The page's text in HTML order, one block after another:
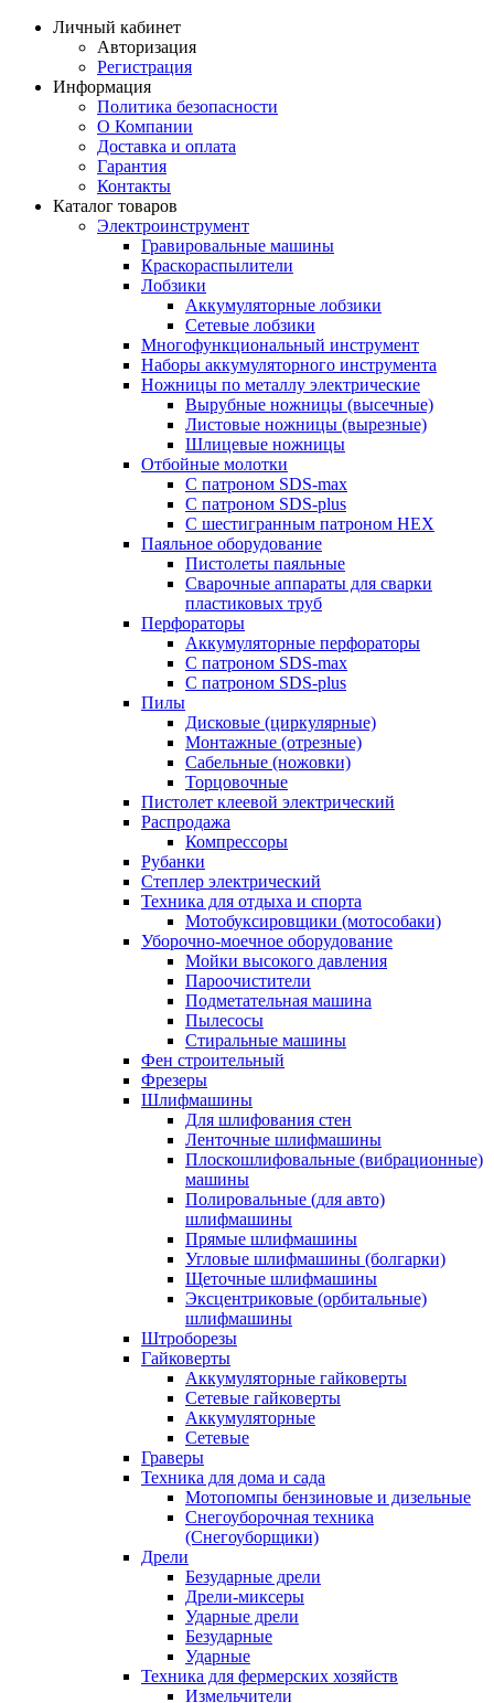
Личный кабинет
Авторизация
Регистрация
Информация
Политика безопасности
О Компании
Доставка и оплата
Гарантия
Контакты
Каталог товаров
Электроинструмент
Гравировальные машины
Краскораспылители
Лобзики
Аккумуляторные лобзики
Сетевые лобзики
Многофункциональный инструмент
Наборы аккумуляторного инструмента
Ножницы по металлу электрические
Вырубные ножницы (высечные)
Листовые ножницы (вырезные)
Шлицевые ножницы
Отбойные молотки
С патроном SDS-max
С патроном SDS-plus
С шестигранным патроном HEX
Паяльное оборудование
Пистолеты паяльные
Сварочные аппараты для сварки
пластиковых труб
Перфораторы
Аккумуляторные перфораторы
С патроном SDS-max
С патроном SDS-plus
Пилы
Дисковые (циркулярные)
Монтажные (отрезные)
Сабельные (ножовки)
Торцовочные
Пистолет клеевой электрический
Распродажа
Компрессоры
Рубанки
Степлер электрический
Техника для отдыха и спорта
Мотобуксировщики (мотособаки)
Уборочно-моечное оборудование
Мойки высокого давления
Пароочистители
Подметательная машина
Пылесосы
Стиральные машины
Фен строительный
Фрезеры
Шлифмашины
Для шлифования стен
Ленточные шлифмашины
Плоскошлифовальные (вибрационные)
машины
Полировальные (для авто)
шлифмашины
Прямые шлифмашины
Угловые шлифмашины (болгарки)
Щеточные шлифмашины
Эксцентриковые (орбитальные)
шлифмашины
Штроборезы
Гайковерты
Аккумуляторные гайковерты
Сетевые гайковерты
Аккумуляторные
Сетевые
Граверы
Техника для дома и сада
Мотопомпы бензиновые и дизельные
Снегоуборочная техника
(Снегоуборщики)
Дрели
Безударные дрели
Дрели-миксеры
Ударные дрели
Безударные
Ударные
Техника для фермерских хозяйств
Измельчители